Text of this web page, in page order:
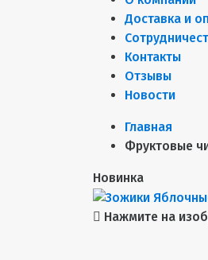
Доставка и
Контакты
Отзывы
Новости
Главная
Фруктовые
Новинка
Нажмите на